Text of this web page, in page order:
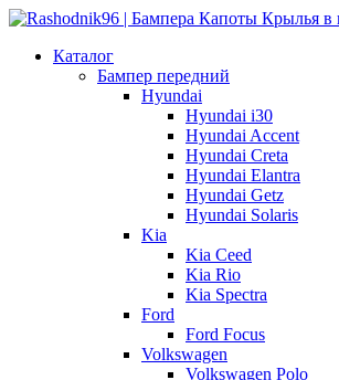
Каталог
Бампер передний
Hyundai
Hyundai i30
Hyundai Accent
Hyundai Creta
Hyundai Elantra
Hyundai Getz
Hyundai Solaris
Kia
Kia Ceed
Kia Rio
Kia Spectra
Ford
Ford Focus
Volkswagen
Volkswagen Polo